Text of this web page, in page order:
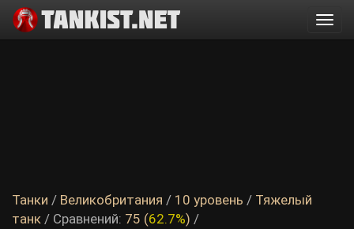
Танки / Великобритания / 10 уровень / Тяжелый
танк / Сравнений: 75 (62.7%) /